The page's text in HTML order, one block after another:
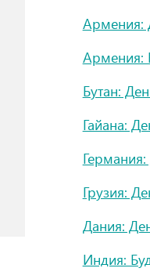
Армения:
Армения:
Бутан:
Гайана:
Грузия:
Дания:
Индия: